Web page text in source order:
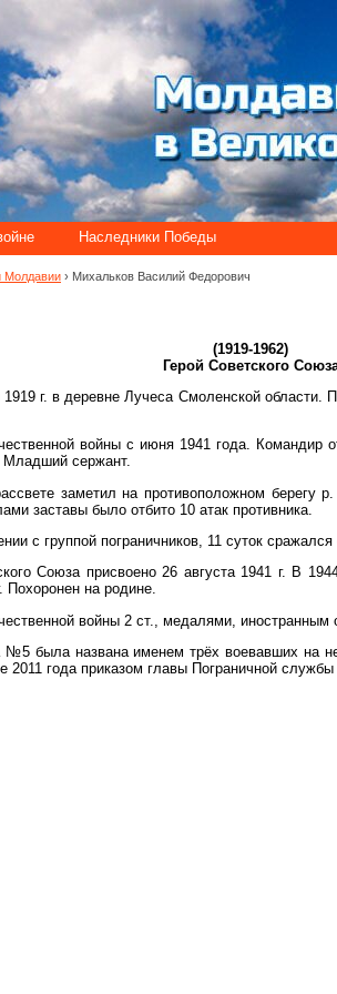
Наследники Победы
Молдавии › Михальков Василий Федорович
(1919-1962)
Герой Советского
г. в деревне Лучеса Смоленской области.
войны с июня 1941 года. Командир
Младший сержант.
заметил на противоположном берегу
заставы было отбито 10 атак противника.
с группой пограничников, 11 суток
Союза присвоено 26 августа 1941 г. В
Похоронен на родине.
войны 2 ст., медалями, иностранным
№5 была названа именем трёх воевавших на
2011 года приказом главы Пограничной